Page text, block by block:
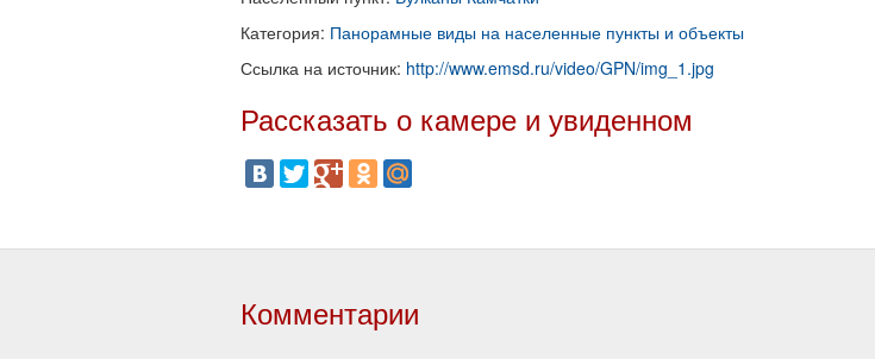
Категория: Панорамные виды на населенные пункты и объекты
Ссылка на источник: http://www.emsd.ru/video/GPN/img_1.jpg
Рассказать о камере и увиденном
Комментарии